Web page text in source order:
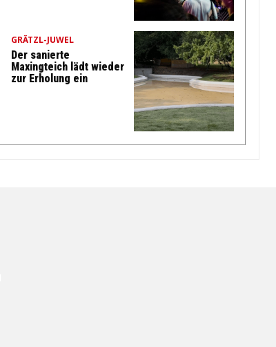
GRÄTZL-JUWEL
Der sanierte
Maxingteich lädt wieder
zur Erholung ein